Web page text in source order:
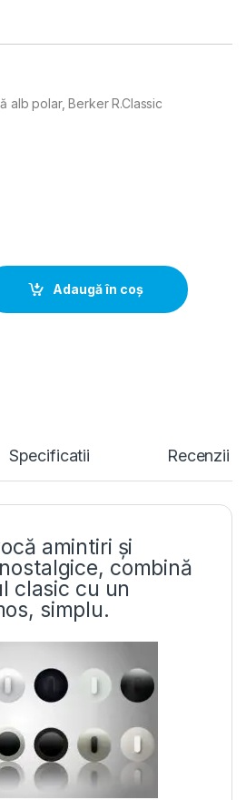
alb polar, Berker R.Classic
polar, Berker R.Classic |
Adaugă în coș
Specificatii Recenzii
amintiri și
combină
clasic cu un
simplu.